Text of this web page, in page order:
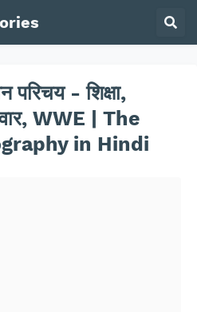
परिचय - शिक्षा,
WWE | The
in Hindi